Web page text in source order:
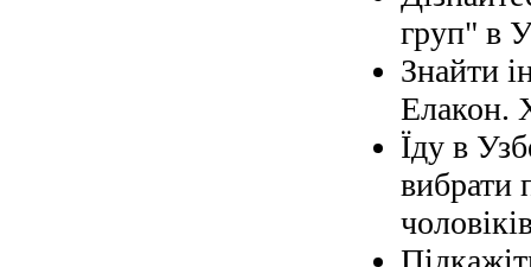
груп" в
Знайти
Елакон.
Їду в
вибрати